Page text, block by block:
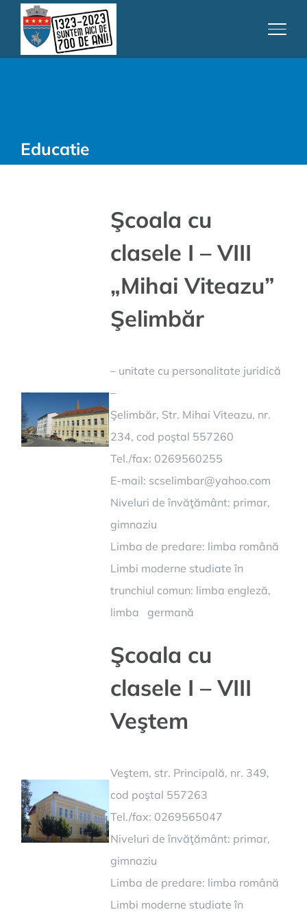
content
Educatie
Şcoala cu
clasele I – VIII
„Mihai Viteazu”
Şelimbăr
– unitate cu personalitate juridică
–
Şelimbăr, Str. Mihai Viteazu, nr.
234, cod poştal 557260
Tel./fax: 0269560255
E-mail: scselimbar@yahoo.com
Niveluri de învăţământ: primar,
gimnaziu
Limba de predare: limba română
Limbi moderne studiate în
trunchiul comun: limba engleză,
limba germană
Şcoala cu
clasele I – VIII
Veştem
Veştem, str. Principală, nr. 349,
cod poştal 557263
Tel./fax: 0269565047
Niveluri de învăţământ: primar,
gimnaziu
Limba de predare: limba română
Limbi moderne studiate în